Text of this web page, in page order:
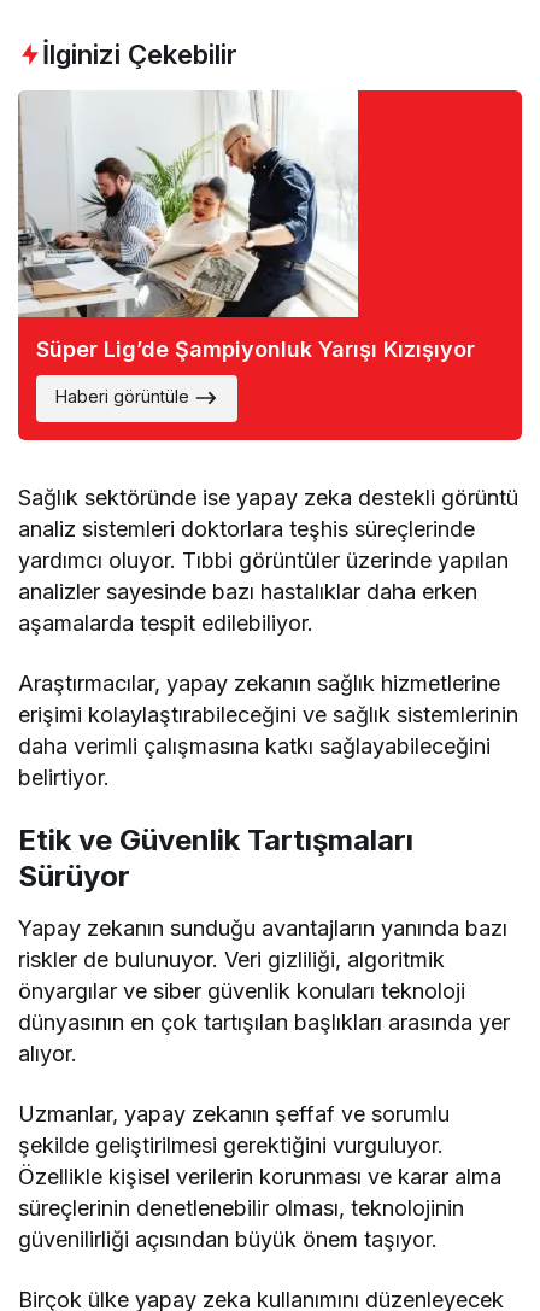
İlginizi Çekebilir
Süper Lig’de Şampiyonluk Yarışı Kızışıyor
Haberi görüntüle
Sağlık sektöründe ise yapay zeka destekli görüntü
analiz sistemleri doktorlara teşhis süreçlerinde
yardımcı oluyor. Tıbbi görüntüler üzerinde yapılan
analizler sayesinde bazı hastalıklar daha erken
aşamalarda tespit edilebiliyor.
Araştırmacılar, yapay zekanın sağlık hizmetlerine
erişimi kolaylaştırabileceğini ve sağlık sistemlerinin
daha verimli çalışmasına katkı sağlayabileceğini
belirtiyor.
Etik ve Güvenlik Tartışmaları
Sürüyor
Yapay zekanın sunduğu avantajların yanında bazı
riskler de bulunuyor. Veri gizliliği, algoritmik
önyargılar ve siber güvenlik konuları teknoloji
dünyasının en çok tartışılan başlıkları arasında yer
alıyor.
Uzmanlar, yapay zekanın şeffaf ve sorumlu
şekilde geliştirilmesi gerektiğini vurguluyor.
Özellikle kişisel verilerin korunması ve karar alma
süreçlerinin denetlenebilir olması, teknolojinin
güvenilirliği açısından büyük önem taşıyor.
Birçok ülke yapay zeka kullanımını düzenleyecek